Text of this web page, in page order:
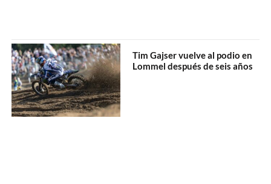
Tim Gajser vuelve al podio en
Lommel después de seis años